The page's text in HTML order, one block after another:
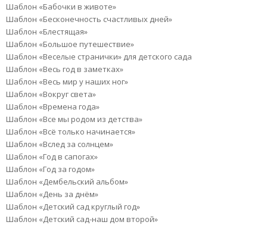
Шаблон «Бабочки в животе»
Шаблон «Бесконечность счастливых дней»
Шаблон «Блестящая»
Шаблон «Большое путешествие»
Шаблон «Веселые странички» для детского сада
Шаблон «Весь год в заметках»
Шаблон «Весь мир у наших ног»
Шаблон «Вокруг света»
Шаблон «Времена года»
Шаблон «Все мы родом из детства»
Шаблон «Всё только начинается»
Шаблон «Вслед за солнцем»
Шаблон «Год в сапогах»
Шаблон «Год за годом»
Шаблон «Дембельский альбом»
Шаблон «День за днём»
Шаблон «Детский сад круглый год»
Шаблон «Детский сад-наш дом второй»